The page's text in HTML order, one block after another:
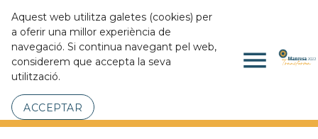
Aquest web utilitza galetes (cookies) per
a oferir una millor experiència de
navegació. Si continua navegant pel web,
considerem que accepta la seva
utilització.
ACCEPTAR
menu